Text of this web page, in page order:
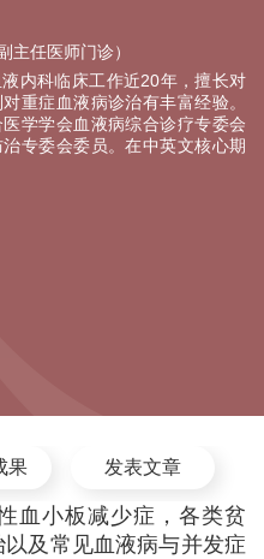
主任医师门诊）
内科临床工作近20年，擅长对
重症血液病诊治有丰富经验。
学学会血液病综合诊疗专委会
专委会委员。在中英文核心期
果 发表文章
血小板减少症，各类贫
及常见血液病与并发症